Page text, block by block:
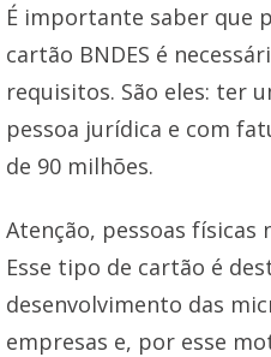
É importante saber que
cartão BNDES é
requisitos. São eles: ter
pessoa jurídica e com
de 90 milhões.
Atenção, pessoas físicas
Esse tipo de cartão é
desenvolvimento das
empresas e, por esse